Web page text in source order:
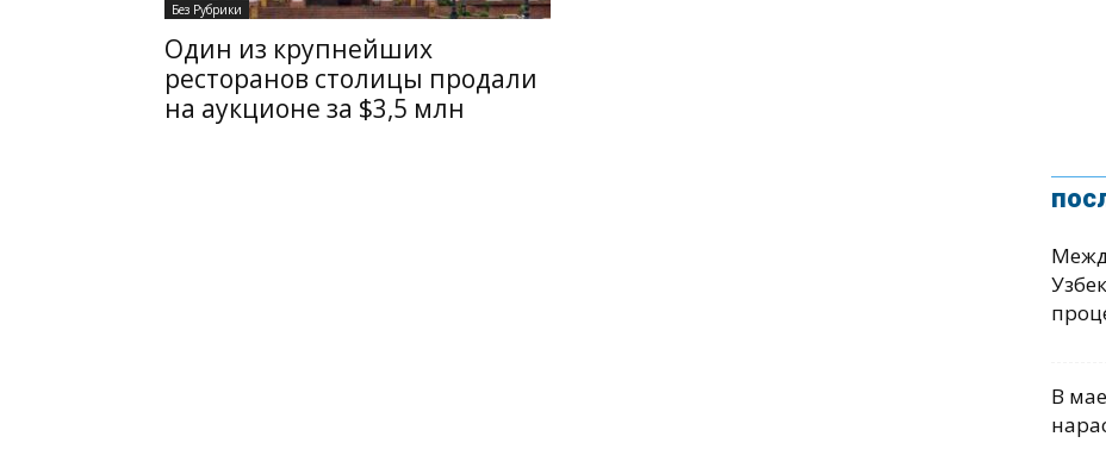
Без Рубрики
Один из крупнейших
ресторанов столицы продали
на аукционе за $3,5 млн
В